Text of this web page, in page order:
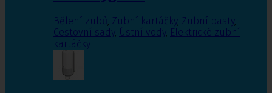
Bělení zubů, Zubní kartáčky, Zubní pasty,
Cestovní sady, Ústní vody, Elektrické zubní
kartáčky